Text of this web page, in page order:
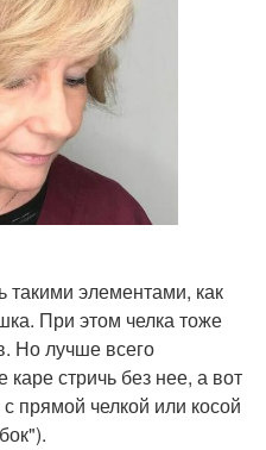
элементами, как
При этом челка тоже
Но лучше всего
стричь без нее, а вот
прямой челкой или косой